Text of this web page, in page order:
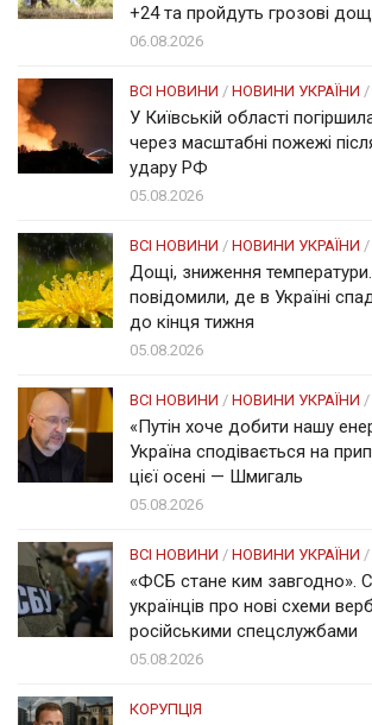
+24 та пройдуть грозові
06.08.2026
ВСІ НОВИНИ / НОВИНИ УКРАЇНИ /
У Київській області
через масштабні пожежі
удару РФ
05.08.2026
ВСІ НОВИНИ / НОВИНИ УКРАЇНИ /
Дощі, зниження
повідомили, де в Україні
до кінця тижня
05.08.2026
ВСІ НОВИНИ / НОВИНИ УКРАЇНИ /
«Путін хоче добити нашу
Україна сподівається на
цієї осені — Шмигаль
05.08.2026
ВСІ НОВИНИ / НОВИНИ УКРАЇНИ /
«ФСБ стане ким завгодно».
українців про нові схеми
російськими спецслужбами
05.08.2026
КОРУПЦІЯ